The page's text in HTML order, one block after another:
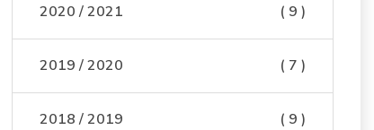
2020 / 2021 ( 9 )
2019 / 2020 ( 7 )
2018 / 2019 ( 9 )